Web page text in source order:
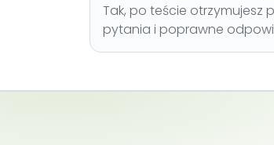
Tak, po teście otrzymujesz
pytania i poprawne